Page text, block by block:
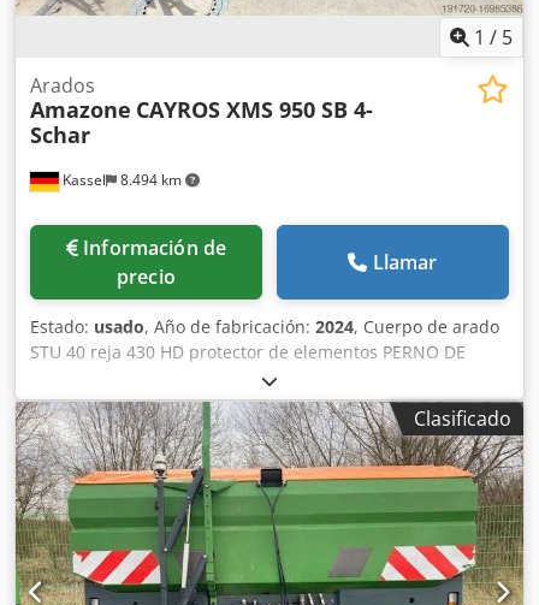
1 / 5
Kassel 8.494 km
Arados
Amazone CAYROS XMS 950 SB 4-
Schar
Información de
precio
Llamar
Estado: usado, Año de fabricación: 2024, Cuerpo de arado
STU 40 reja 430 HD protector de elementos PERNO DE
SEGURIDAD / Dksdpfx Aksuhnlmewor
Clasificado